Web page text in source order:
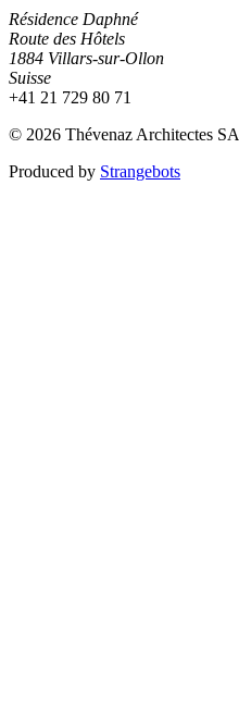
Résidence Daphné
Route des Hôtels
1884 Villars-sur-Ollon
Suisse
+41 21 729 80 71
© 2026 Thévenaz Architectes SA
Produced by Strangebots